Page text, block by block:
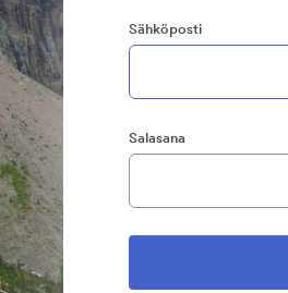
Sähköposti
Salasana